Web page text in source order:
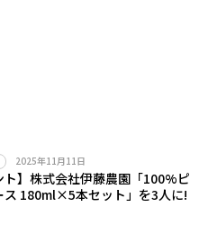
2025年11月11日
ト】株式会社伊藤農園「100%ピ
ス 180ml×5本セット」を3人に!